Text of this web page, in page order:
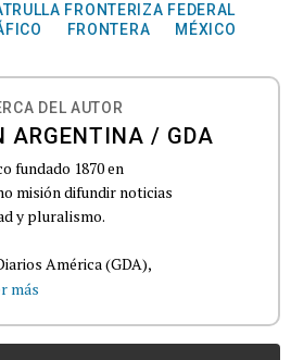
FRONTERIZA FEDERAL
FRONTERA
MÉXICO
DEL AUTOR
ARGENTINA / GDA
fundado 1870 en
misión difundir noticias
y pluralismo.
América (GDA),
más